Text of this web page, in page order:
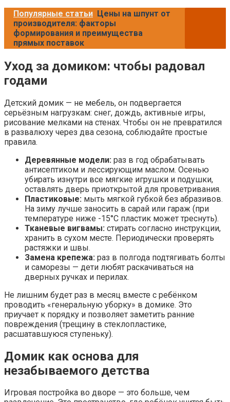
Популярные статьи Цены на шпунт от
производителя: факторы
формирования и преимущества
прямых поставок
Уход за домиком: чтобы радовал
годами
Детский домик — не мебель, он подвергается
серьёзным нагрузкам: снег, дождь, активные игры,
рисование мелками на стенах. Чтобы он не превратился
в развалюху через два сезона, соблюдайте простые
правила.
Деревянные модели: раз в год обрабатывать
антисептиком и лессирующим маслом. Осенью
убирать изнутри все мягкие игрушки и подушки,
оставлять дверь приоткрытой для проветривания.
Пластиковые: мыть мягкой губкой без абразивов.
На зиму лучше заносить в сарай или гараж (при
температуре ниже -15°C пластик может треснуть).
Тканевые вигвамы: стирать согласно инструкции,
хранить в сухом месте. Периодически проверять
растяжки и швы.
Замена крепежа: раз в полгода подтягивать болты
и саморезы — дети любят раскачиваться на
дверных ручках и перилах.
Не лишним будет раз в месяц вместе с ребёнком
проводить «генеральную уборку» в домике. Это
приучает к порядку и позволяет заметить ранние
повреждения (трещину в стеклопластике,
расшатавшуюся ступеньку).
Домик как основа для
незабываемого детства
Игровая постройка во дворе — это больше, чем